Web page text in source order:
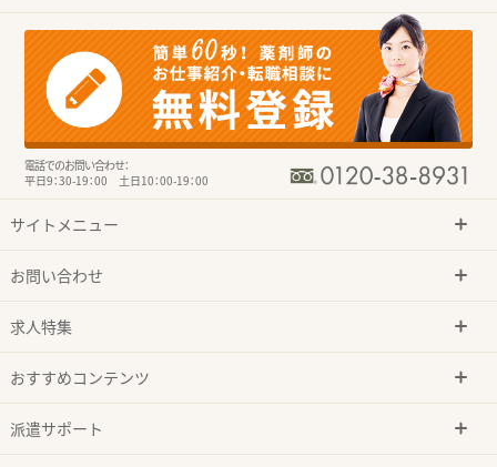
電話でのお問い合わせ：
平日9：30-19：00 土日10：00-19：00
サイトメニュー
お問い合わせ
求人特集
おすすめコンテンツ
派遣サポート